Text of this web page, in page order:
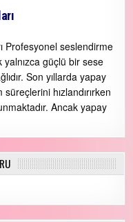
Profesyonel seslendirme
yalnızca güçlü bir sese
Son yıllarda yapay
hızlandırırken
Ancak yapay